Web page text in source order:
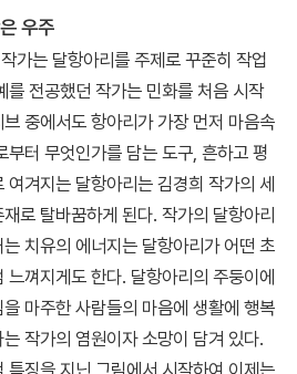
우주
는 달항아리를 주제로 꾸준히 작업
를 전공했던 작가는 민화를 처음 시작
중에서도 항아리가 가장 먼저 마음속
부터 무엇인가를 담는 도구, 흔하고 평
여겨지는 달항아리는 김경희 작가의 세
로 탈바꿈하게 된다. 작가의 달항아리
치유의 에너지는 달항아리가 어떤 초
느껴지게도 한다. 달항아리의 주둥이에
마주한 사람들의 마음에 생활에 행복
작가의 염원이자 소망이 담겨 있다.
특징을 지닌 그림에서 시작하여 이제는